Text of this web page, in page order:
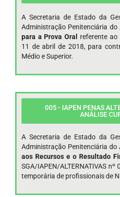
A Secretaria de Estado da
Administração Penitenciária
para a Prova Oral referente ao
11 de abril de 2018, para
Médio e Superior.
005 - IAPEN PENAS
ANÁLISE
A Secretaria de Estado da
Administração Penitenciária
aos Recursos e o Resultado
SGA/IAPEN/ALTERNATIVAS
temporária de profissionais de